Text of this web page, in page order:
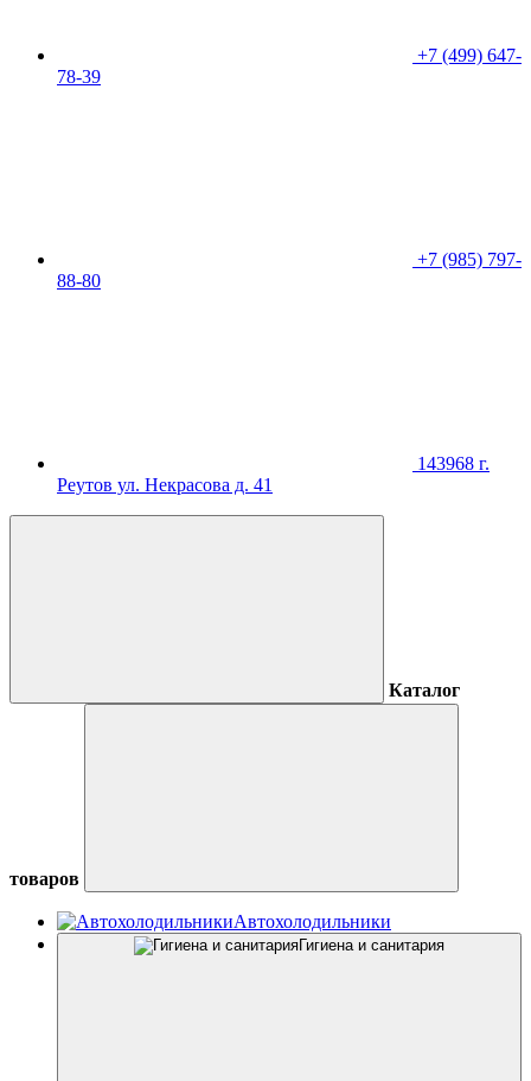
+7 (499) 647-
78-39
+7 (985) 797-
88-80
143968 г.
Реутов ул. Некрасова д. 41
Каталог
товаров
Автохолодильники
Гигиена и санитария